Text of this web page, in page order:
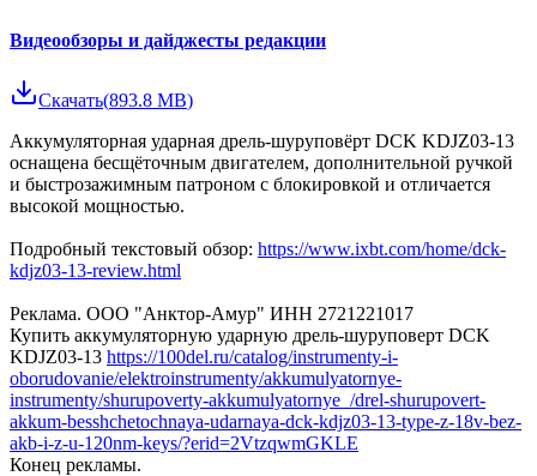
Видеообзоры и дайджесты редакции
Скачать(893.8 MB)
Аккумуляторная ударная дрель-шуруповёрт DCK KDJZ03-13
оснащена бесщёточным двигателем, дополнительной ручкой
и быстрозажимным патроном с блокировкой и отличается
высокой мощностью.
Подробный текстовый обзор: https://www.ixbt.com/home/dck-
kdjz03-13-review.html
Реклама. ООО "Анктор-Амур" ИНН 2721221017
Купить аккумуляторную ударную дрель-шуруповерт DCK
KDJZ03-13 https://100del.ru/catalog/instrumenty-i-
oborudovanie/elektroinstrumenty/akkumulyatornye-
instrumenty/shurupoverty-akkumulyatornye_/drel-shurupovert-
akkum-besshchetochnaya-udarnaya-dck-kdjz03-13-type-z-18v-bez-
akb-i-z-u-120nm-keys/?erid=2VtzqwmGKLE
Конец рекламы.